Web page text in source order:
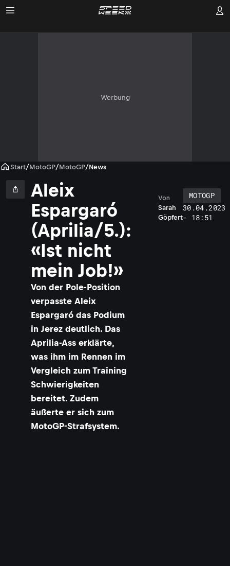
Werbung
Start/MotoGP/MotoGP/News
Aleix
Espargaró
(Aprilia/5.):
«Ist nicht
mein Job!»
Von der Pole-Position
verpasste Aleix
Espargaró das Podium
in Jerez deutlich. Das
Aprilia-Ass erklärte,
was ihm im Rennen im
Vergleich zum Training
Schwierigkeiten
bereitet. Zudem
äußerte er sich zum
MotoGP-Strafsystem.
Sarah
Göpfert
Von
MOTOGP
30.04.2023
- 18:51